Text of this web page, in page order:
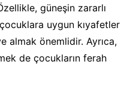
güneşin zararlı
uygun kıyafetler
almak önemlidir. Ayrıca,
de çocukların ferah